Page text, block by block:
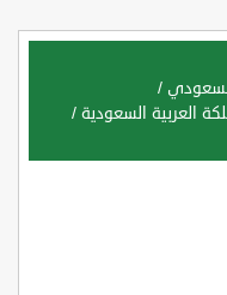
/
العربية السعودية /